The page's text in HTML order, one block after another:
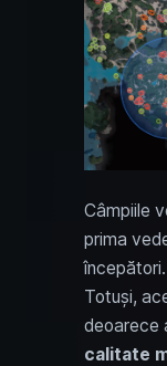
Câmpiile
prima
Totuși,
deoarece
calitate